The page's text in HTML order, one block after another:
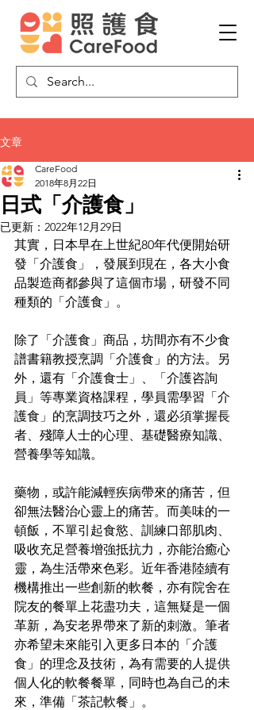
文章
日式「介護食」
CareFood
2018年8月22日
已更新： 2022年12月29日
其實，日本早在上世紀80年代便開始研
發「介護食」，發展到現在，各大小食
品製造商都參與了這個市場，研發不同
種類的「介護食」。
除了「介護食」商品，坊間亦有不少食
譜書籍教授烹調「介護食」的方法。另
外，還有「介護食士」、「介護咨詢
員」等專業資格課程，學員需學習「介
護食」的烹調技巧之外，還必須掌握長
者、殘障人士的心理、基礎醫療知識、
營養學等知識。
藥物，或許能減輕疾病帶來的痛苦，但
卻無法醫治心靈上的痛苦。而美味的一
頓飯，不單引起食慾、訓練口部肌肉、
吸收充足營養增強抵抗力，亦能治癒心
靈，為生活帶來色彩。近年香港陸續有
機構推出一些創新的軟餐，亦有院舍在
院友的餐單上花盡功夫，這無疑是一個
革新，為安老界帶來了新的刺激。筆者
亦希望未來能引入更多日本的「介護
食」的理念及技術，為有需要的人提供
個人化的軟餐餐單，同時也為自己的未
來，準備「茶記軟餐」。